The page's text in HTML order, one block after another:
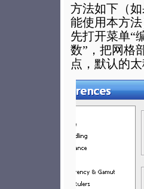
方法如下（
能使用本方法
先打开菜单“
数”，把网格
点，默认的太